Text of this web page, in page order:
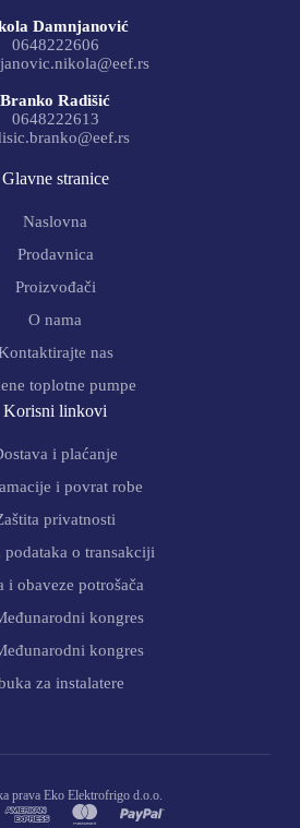
Damnjanović
0648222606
Branko Radišić
0648222613
Glavne stranice
Naslovna
Prodavnica
Proizvođači
O nama
nas
toplotne pumpe
Korisni linkovi
i plaćanje
i povrat robe
privatnosti
podataka o transakciji
i obaveze potrošača
kongres
kongres
za instalatere
prava Eko Elektrofrigo d.o.o.